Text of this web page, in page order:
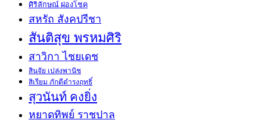
ศิริลักษณ์ ผ่องโชค
สหรัถ สังคปรีชา
สันติสุข พรหมศิริ
สาวิกา ไชยเดช
สินจัย เปล่งพานิช
สิเรียม ภักดีดำรงฤทธิ์
สุวนันท์ คงยิ่ง
หยาดทิพย์ ราชปาล